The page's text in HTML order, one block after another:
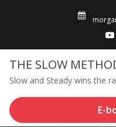
THE SLOW
Slow and Steady wins the
E-